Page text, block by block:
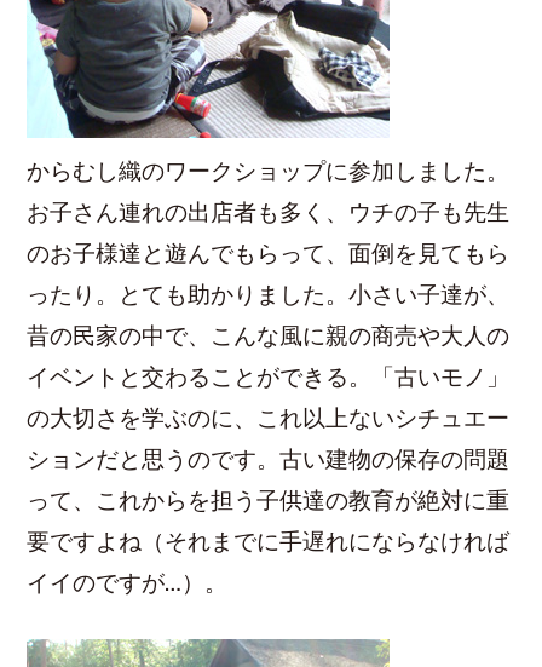
からむし織のワークショップに参加しました。
お子さん連れの出店者も多く、ウチの子も先生
のお子様達と遊んでもらって、面倒を見てもら
ったり。とても助かりました。小さい子達が、
昔の民家の中で、こんな風に親の商売や大人の
イベントと交わることができる。「古いモノ」
の大切さを学ぶのに、これ以上ないシチュエー
ションだと思うのです。古い建物の保存の問題
って、これからを担う子供達の教育が絶対に重
要ですよね（それまでに手遅れにならなければ
イイのですが…）。